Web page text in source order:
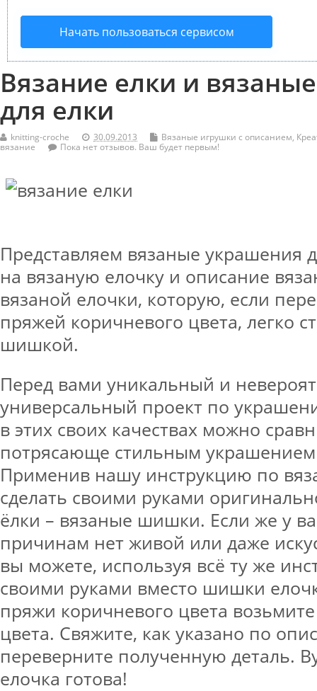
Начать пользоваться сервисом
Вязание елки и
для елки
knitting-croche 30.09.2013 Вязаные игрушки с описанием,
вязание
Пока нет отзывов. Ваш будет первым!
Представляем вязаные украшения
на вязаную елочку и описание
вязаной елочки, которую, если
пряжей коричневого цвета, легко
шишкой.
Перед вами уникальный и
универсальный проект по
в этих своих качествах можно
потрясающе стильным украшением
Применив нашу инструкцию по
сделать своими руками
ёлки – вязаные шишки. Если же у
причинам нет живой или даже
вы можете, используя всё ту же
своими руками вместо шишки
пряжи коричневого цвета
цвета. Свяжите, как указано по
переверните полученную деталь.
елочка готова!